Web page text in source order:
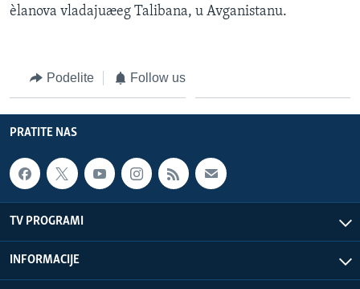
èlanova vladajuæeg Talibana, u Avganistanu.
Podelite Follow us
PRATITE NAS
TV PROGRAMI
INFORMACIJE